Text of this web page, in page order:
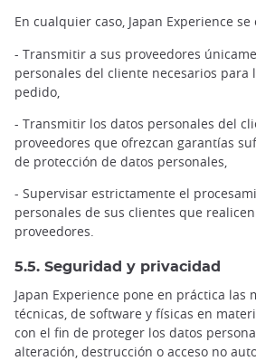
En cualquier caso, Japan Experience
- Transmitir a sus proveedores
personales del cliente necesarios para
pedido,
- Transmitir los datos personales del
proveedores que ofrezcan garantías
de protección de datos personales,
- Supervisar estrictamente el
personales de sus clientes que
proveedores.
5.5. Seguridad y privacidad
Japan Experience pone en práctica las
técnicas, de software y físicas en
con el fin de proteger los datos
alteración, destrucción o acceso no